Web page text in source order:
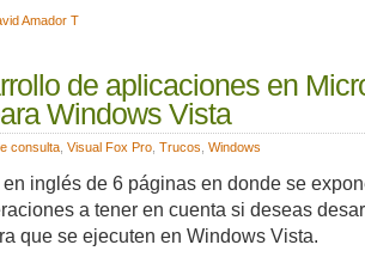
Amador T
de aplicaciones en
Windows Vista
consulta, Visual Fox Pro, Trucos Windows
inglés de 6 páginas en donde se
a tener en cuenta si deseas
que se ejecuten en Windows Vista.